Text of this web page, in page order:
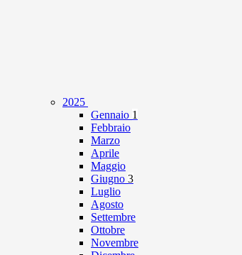
2025
Gennaio 1
Febbraio
Marzo
Aprile
Maggio
Giugno 3
Luglio
Agosto
Settembre
Ottobre
Novembre